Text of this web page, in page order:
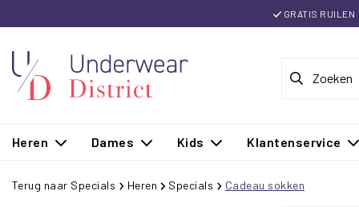
GRATIS RUILEN
Heren Dames Kids Klantenservice
Terug naar Specials Heren Specials Cadeau sokken